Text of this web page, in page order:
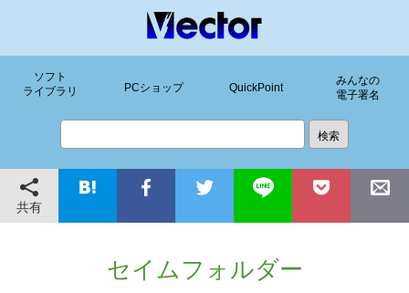
ソフト
ライブラリ
PCショップ QuickPoint
みんなの
電子署名
共有
セイムフォルダー